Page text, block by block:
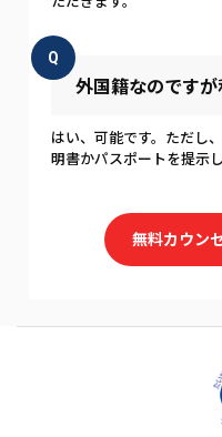
Q
外国籍なのですが
はい、可能です。ただし
明書かパスポートを提示
無料カウン